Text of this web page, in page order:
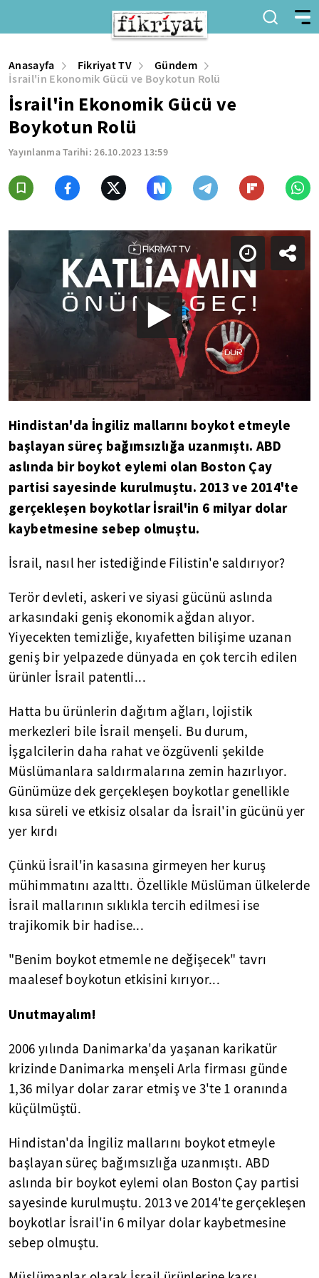
Anasayfa Fikriyat TV
Gündem
İsrail'in Ekonomik Gücü ve Boykotun Rolü
İsrail'in Ekonomik Gücü ve
Boykotun Rolü
Yayınlanma Tarihi:26.10.2023 13:59
Hindistan'da İngiliz mallarını boykot etmeyle
başlayan süreç bağımsızlığa uzanmıştı. ABD
aslında bir boykot eylemi olan Boston Çay
partisi sayesinde kurulmuştu. 2013 ve 2014'te
gerçekleşen boykotlar İsrail'in 6 milyar dolar
kaybetmesine sebep olmuştu.
İsrail, nasıl her istediğinde Filistin'e saldırıyor?
Terör devleti, askeri ve siyasi gücünü aslında
arkasındaki geniş ekonomik ağdan alıyor.
Yiyecekten temizliğe, kıyafetten bilişime uzanan
geniş bir yelpazede dünyada en çok tercih edilen
ürünler İsrail patentli...
Hatta bu ürünlerin dağıtım ağları, lojistik
merkezleri bile İsrail menşeli. Bu durum,
İşgalcilerin daha rahat ve özgüvenli şekilde
Müslümanlara saldırmalarına zemin hazırlıyor.
Günümüze dek gerçekleşen boykotlar genellikle
kısa süreli ve etkisiz olsalar da İsrail'in gücünü yer
yer kırdı
Çünkü İsrail'in kasasına girmeyen her kuruş
mühimmatını azalttı. Özellikle Müslüman ülkelerde
İsrail mallarının sıklıkla tercih edilmesi ise
trajikomik bir hadise...
"Benim boykot etmemle ne değişecek" tavrı
maalesef boykotun etkisini kırıyor...
Unutmayalım!
2006 yılında Danimarka'da yaşanan karikatür
krizinde Danimarka menşeli Arla firması günde
1,36 milyar dolar zarar etmiş ve 3'te 1 oranında
küçülmüştü.
Hindistan'da İngiliz mallarını boykot etmeyle
başlayan süreç bağımsızlığa uzanmıştı. ABD
aslında bir boykot eylemi olan Boston Çay partisi
sayesinde kurulmuştu. 2013 ve 2014'te gerçekleşen
boykotlar İsrail'in 6 milyar dolar kaybetmesine
sebep olmuştu.